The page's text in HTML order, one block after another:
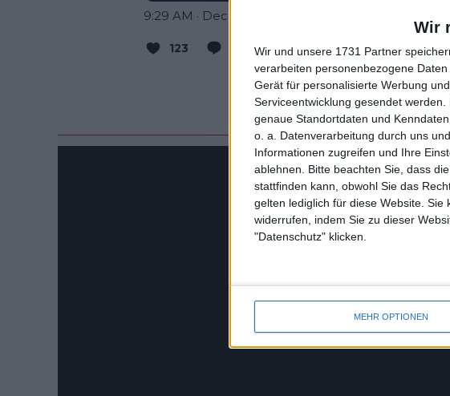
Wir
Wir und unsere 1731 Partner
verarbeiten personenbezogene
Gerät für personalisierte Werbung
Serviceentwicklung gesendet werden.
genaue Standortdaten und
o. a. Datenverarbeitung durch uns
Informationen zugreifen und Ihre
ablehnen. Bitte beachten Sie, dass
stattfinden kann, obwohl Sie das
gelten lediglich für diese Website.
widerrufen, indem Sie zu dieser
"Datenschutz" klicken.
MEHR OPTIONEN
9:29 AM · Dec 9, 2023
123 Reply
Copy link
Read 30 replies